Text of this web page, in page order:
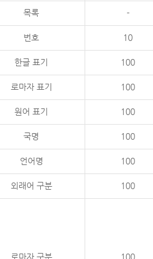
목록 -
번호 10
한글 표기 100
로마자 표기 100
원어 표기 100
국명 100
언어명 100
외래어 구분 100
로마자 구분 100